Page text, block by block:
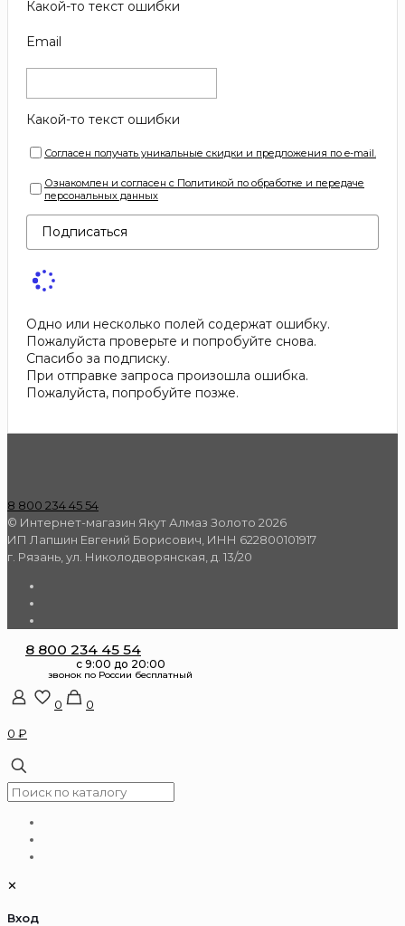
Какой-то текст ошибки
Email
Какой-то текст ошибки
Согласен получать уникальные скидки и предложения по e-mail.
Ознакомлен и согласен с Политикой по обработке и передаче
персональных данных
Подписаться
Одно или несколько полей содержат ошибку.
Пожалуйста проверьте и попробуйте снова.
Спасибо за подписку.
При отправке запроса произошла ошибка.
Пожалуйста, попробуйте позже.
8 800 234 45 54
© Интернет-магазин Якут Алмаз Золото 2026
ИП Лапшин Евгений Борисович, ИНН 622800101917
г. Рязань, ул. Николодворянская, д. 13/20
8 800 234 45 54
0
0
0 ₽
✕
Вход